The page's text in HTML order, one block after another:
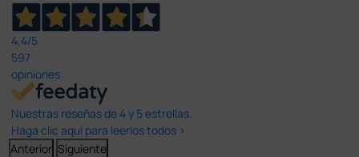
4,4/5
597
opiniones
Nuestras reseñas de 4 y 5 estrellas.
Haga clic aquí para leerlos todos >
Anterior Siguiente